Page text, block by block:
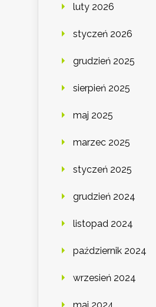
luty 2026
styczeń 2026
grudzień 2025
sierpień 2025
maj 2025
marzec 2025
styczeń 2025
grudzień 2024
listopad 2024
październik 2024
wrzesień 2024
maj 2024